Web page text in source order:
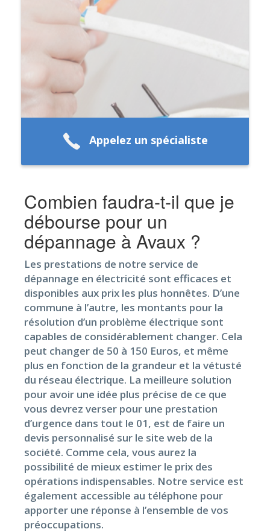
Appelez un spécialiste
Combien faudra-t-il que je
débourse pour un
dépannage à Avaux ?
Les prestations de notre service de
dépannage en électricité sont efficaces et
disponibles aux prix les plus honnêtes. D’une
commune à l’autre, les montants pour la
résolution d’un problème électrique sont
capables de considérablement changer. Cela
peut changer de 50 à 150 Euros, et même
plus en fonction de la grandeur et la vétusté
du réseau électrique. La meilleure solution
pour avoir une idée plus précise de ce que
vous devrez verser pour une prestation
d’urgence dans tout le 01, est de faire un
devis personnalisé sur le site web de la
société. Comme cela, vous aurez la
possibilité de mieux estimer le prix des
opérations indispensables. Notre service est
également accessible au téléphone pour
apporter une réponse à l’ensemble de vos
préoccupations.